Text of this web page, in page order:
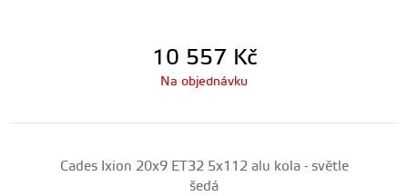
10 557 Kč
Na objednávku
Cades Ixion 20x9 ET32 5x112 alu kola - světle
šedá